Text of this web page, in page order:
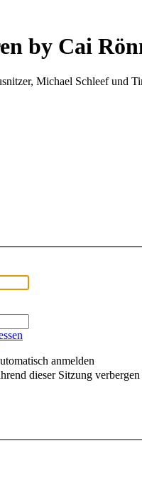
by Cai
Michael Schleef und
anmelden
dieser Sitzung verbergen